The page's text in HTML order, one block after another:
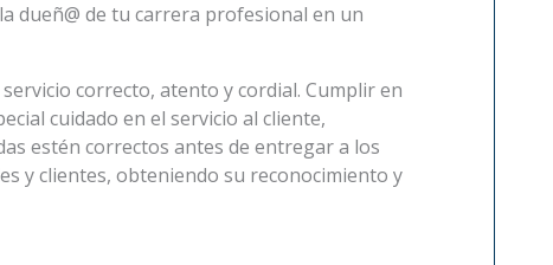
dueñ@ de tu carrera profesional en un
correcto, atento y cordial. Cumplir en
cuidado en el servicio al cliente,
estén correctos antes de entregar a los
y clientes, obteniendo su reconocimiento y